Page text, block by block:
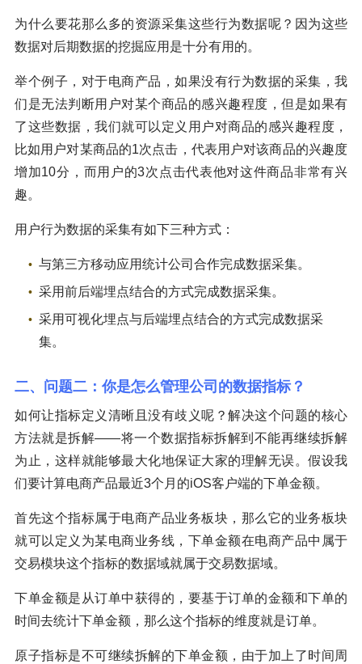
为什么要花那么多的资源采集这些行为数据呢？因为这些
数据对后期数据的挖掘应用是十分有用的。
举个例子，对于电商产品，如果没有行为数据的采集，我
们是无法判断用户对某个商品的感兴趣程度，但是如果有
了这些数据，我们就可以定义用户对商品的感兴趣程度，
比如用户对某商品的1次点击，代表用户对该商品的兴趣度
增加10分，而用户的3次点击代表他对这件商品非常有兴
趣。
用户行为数据的采集有如下三种方式：
与第三方移动应用统计公司合作完成数据采集。
采用前后端埋点结合的方式完成数据采集。
采用可视化埋点与后端埋点结合的方式完成数据采
集。
二、问题二：你是怎么管理公司的数据指标？
如何让指标定义清晰且没有歧义呢？解决这个问题的核心
方法就是拆解——将一个数据指标拆解到不能再继续拆解
为止，这样就能够最大化地保证大家的理解无误。假设我
们要计算电商产品最近3个月的iOS客户端的下单金额。
首先这个指标属于电商产品业务板块，那么它的业务板块
就可以定义为某电商业务线，下单金额在电商产品中属于
交易模块这个指标的数据域就属于交易数据域。
下单金额是从订单中获得的，要基于订单的金额和下单的
时间去统计下单金额，那么这个指标的维度就是订单。
原子指标是不可继续拆解的下单金额，由于加上了时间周